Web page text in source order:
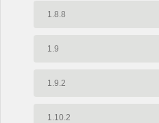
1.8.8
1.9
1.9.2
1.10.2